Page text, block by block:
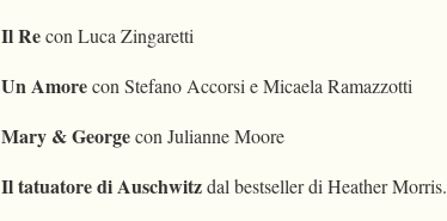
Il Recon Luca Zingaretti
Un Amorecon Stefano Accorsi e Micaela Ramazzotti
Mary & Georgecon Julianne Moore
Il tatuatore di Auschwitzdal bestseller di Heather Morris.